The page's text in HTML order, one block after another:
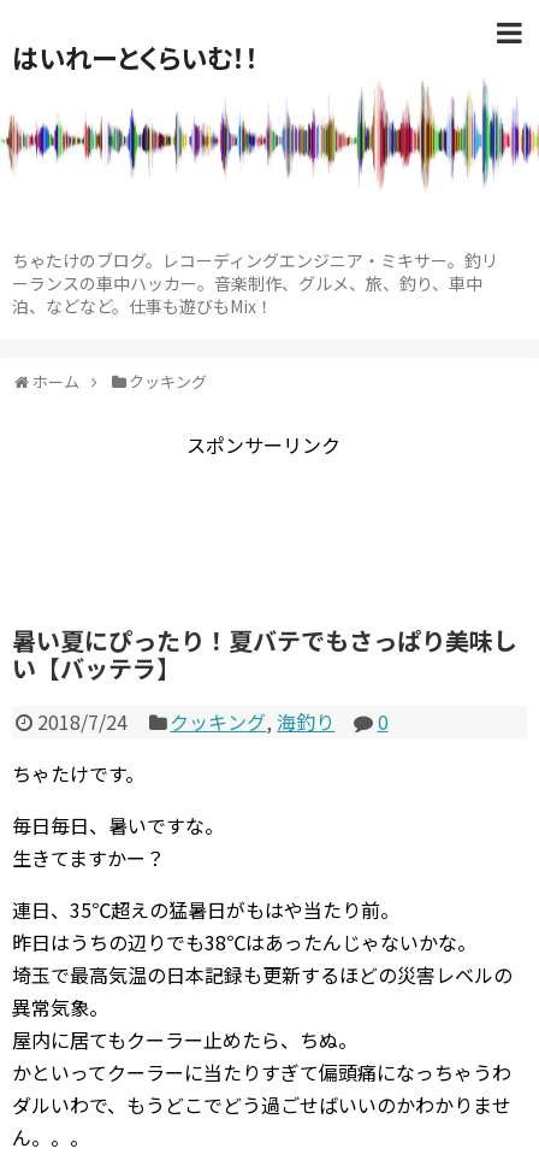
はいれーとくらいむ！！
ちゃたけのブログ。レコーディングエンジニア・ミキサー。釣リ
ーランスの車中ハッカー。音楽制作、グルメ、旅、釣り、車中
泊、などなど。仕事も遊びもMix！
ホーム クッキング
スポンサーリンク
暑い夏にぴったり！夏バテでもさっぱり美味し
い【バッテラ】
2018/7/24 クッキング,海釣り
0
ちゃたけです。
毎日毎日、暑いですな。
生きてますかー？
連日、35℃超えの猛暑日がもはや当たり前。
昨日はうちの辺りでも38℃はあったんじゃないかな。
埼玉で最高気温の日本記録も更新するほどの災害レベルの
異常気象。
屋内に居てもクーラー止めたら、ちぬ。
かといってクーラーに当たりすぎて偏頭痛になっちゃうわ
ダルいわで、もうどこでどう過ごせばいいのかわかりませ
ん。。。